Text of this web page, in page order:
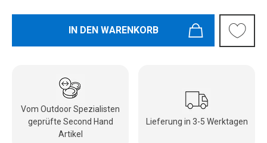
IN DEN WARENKORB
Vom Outdoor Spezialisten
geprüfte Second Hand
Artikel
Lieferung in 3-5 Werktagen